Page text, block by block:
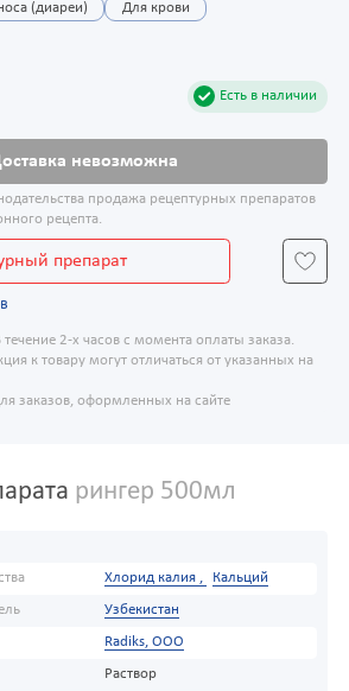
(диареи)
Для крови
Есть в наличии
невозможна
продажа рецептурных препаратов
рецепта.
препарат
2-х часов с момента оплаты заказа.
к товару могут отличаться от указанных на
заказов, оформленных на сайте
рингер 500мл
Хлорид калия , Кальций
Узбекистан
Radiks, ООО
Раствор